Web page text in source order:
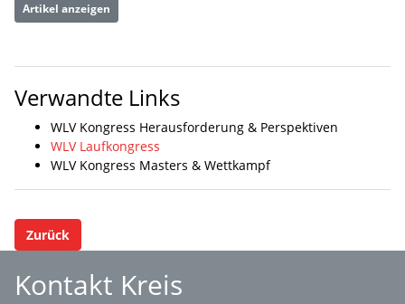
Artikel anzeigen
Verwandte Links
WLV Kongress Herausforderung & Perspektiven
WLV Laufkongress
WLV Kongress Masters & Wettkampf
Zurück
Kontakt Kreis